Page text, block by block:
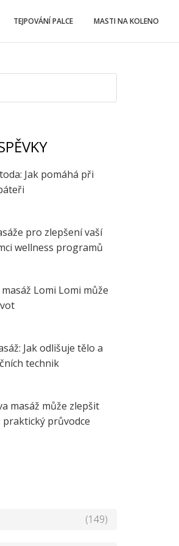
TEJPOVÁNÍ PALCE MASTI NA KOLENO
Jak pomáhá při
pro zlepšení vaší
wellness programů
Lomi Lomi může
Jak odlišuje tělo a
technik
masáž může zlepšit
praktický průvodce
(149)